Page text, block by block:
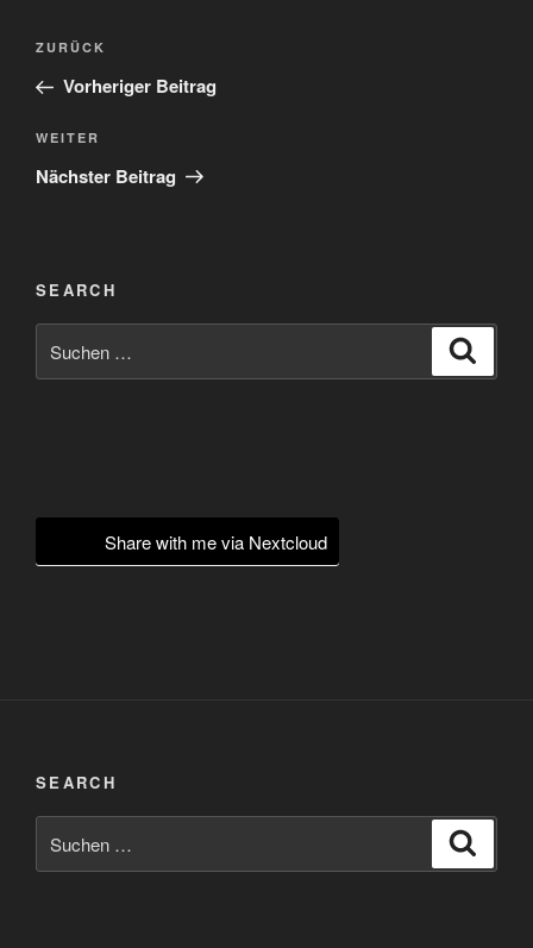
Beitragsnavigation
Vorheriger
Beitrag
ZURÜCK
Vorheriger Beitrag
Nächster
Beitrag
WEITER
Nächster Beitrag
SEARCH
nach:
Share with me via Nextcloud
SEARCH
nach: